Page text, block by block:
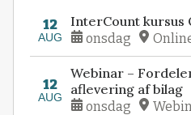
12
AUG
InterCount kursus
onsdag
12
AUG
Webinar –
aflevering af bilag
onsdag